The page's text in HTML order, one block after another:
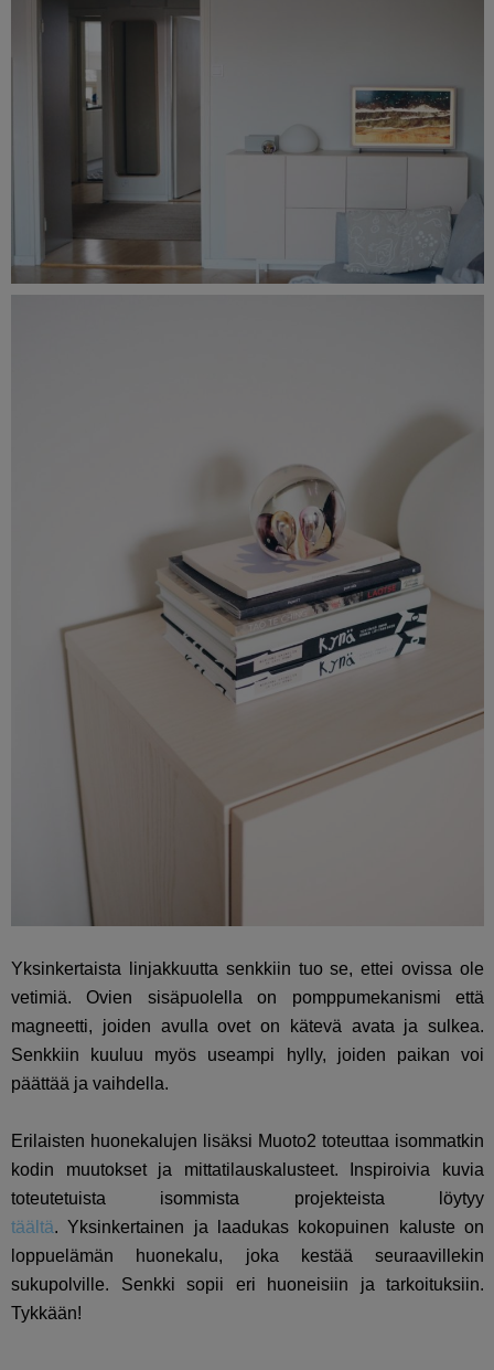
Yksinkertaista linjakkuutta senkkiin tuo se, ettei ovissa ole
vetimiä. Ovien sisäpuolella on pomppumekanismi että
magneetti, joiden avulla ovet on kätevä avata ja sulkea.
Senkkiin kuuluu myös useampi hylly, joiden paikan voi
päättää ja vaihdella.
Erilaisten huonekalujen lisäksi Muoto2 toteuttaa isommatkin
kodin muutokset ja mittatilauskalusteet. Inspiroivia kuvia
toteutetuista isommista projekteista löytyy
täältä. Yksinkertainen ja laadukas kokopuinen kaluste on
loppuelämän huonekalu, joka kestää seuraavillekin
sukupolville. Senkki sopii eri huoneisiin ja tarkoituksiin.
Tykkään!